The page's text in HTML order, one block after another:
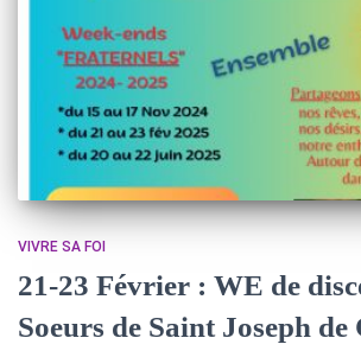
VIVRE SA FOI
21-23 Février : WE de
Soeurs de Saint Joseph